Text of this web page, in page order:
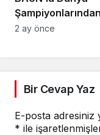
Şampiyonlarından
Rektör Oğurlu’ya
2 ay önce
Bir Cevap Yaz
E-posta adresiniz
* ile